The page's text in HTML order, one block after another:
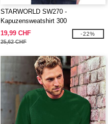
STARWORLD SW270 -
Kapuzensweatshirt 300
19,99 CHF
25,62 CHF
-22%